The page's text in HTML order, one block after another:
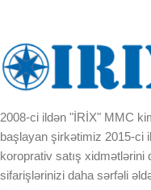
KORPUSUN RNGI:
OPERATIV YADDA
2008-ci ildən "İRİX" MMC
başlayan şirkətimiz 2015-ci
koroprativ satış xidmətlərini
sifarişlərinizi daha sərfəli